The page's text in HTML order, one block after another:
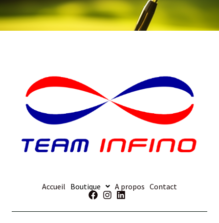
Accueil Boutique A propos Contact